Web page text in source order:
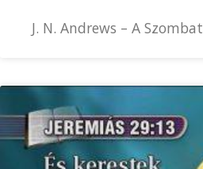
J. N. Andrews – A